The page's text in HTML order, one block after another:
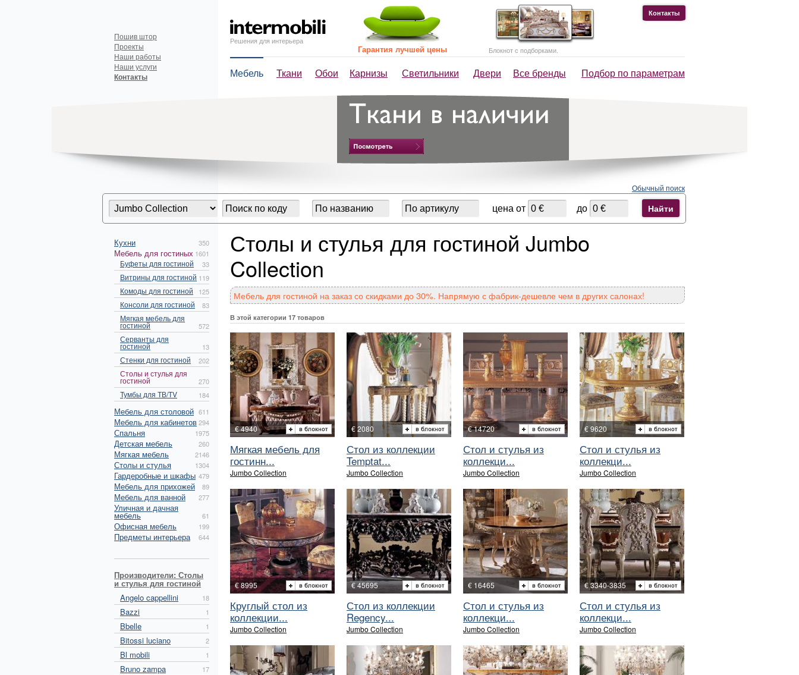
Решения для интерьера
Мебель Ткани Обои Карнизы Светильники Двери Все бренды Подбор по параметрам
Пошив штор
Проекты
Наши работы
Наши услуги
Контакты
Контакты
Гарантия лучшей цены Блокнот с подборками.
Обычный поиск
цена от до Найти
Кухни 350
Мебель для гостиных 1601
Буфеты для гостиной 33
Витрины для гостиной 119
Комоды для гостиной 125
Консоли для гостиной 83
Мягкая мебель для
гостиной 572
Серванты для
гостиной 13
Стенки для гостиной 202
Столы и стулья для
гостиной 270
Тумбы для ТВ/TV 184
Мебель для столовой 611
Мебель для кабинетов294
Спальня 1975
Детская мебель 260
Мягкая мебель 2146
Столы и стулья 1304
Гардеробные и шкафы 479
Мебель для прихожей 89
Мебель для ванной 277
Уличная и дачная
мебель 61
Офисная мебель 199
Предметы интерьера 644
Производители: Столы
и стулья для гостиной
Angelo cappellini
18
Bazzi 1
Bbelle 1
Bitossi luciano 2
Bl mobili 1
Bruno zampa 17
Столы и стулья для гостиной Jumbo
Collection
Мебель для гостиной на заказ со скидками до 30%. Напрямую с фабрик-дешевле чем в других салонах!
В этой категории 17 товаров
€ 4940
Мягкая мебель для
гостинн...
Jumbo Collection
€ 2080
Стол из коллекции
Temptat...
Jumbo Collection
€ 14720
Стол и стулья из
коллекци...
Jumbo Collection
€ 9620
Стол и стулья из
коллекци...
Jumbo Collection
€ 8995
Круглый стол из
коллекции...
Jumbo Collection
€ 45695
Стол из коллекции
Regency...
Jumbo Collection
€ 16465
Стол и стулья из
коллекци...
Jumbo Collection
€ 3340-3835
Стол и стулья из
коллекци...
Jumbo Collection